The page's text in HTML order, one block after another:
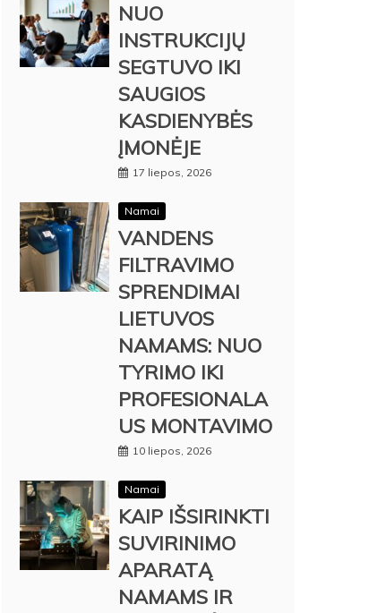
NUO
INSTRUKCIJŲ
SEGTUVO IKI
SAUGIOS
KASDIENYBĖS
ĮMONĖJE
17 liepos, 2026
Namai
VANDENS
FILTRAVIMO
SPRENDIMAI
LIETUVOS
NAMAMS: NUO
TYRIMO IKI
PROFESIONALA
US MONTAVIMO
10 liepos, 2026
Namai
KAIP IŠSIRINKTI
SUVIRINIMO
APARATĄ
NAMAMS IR